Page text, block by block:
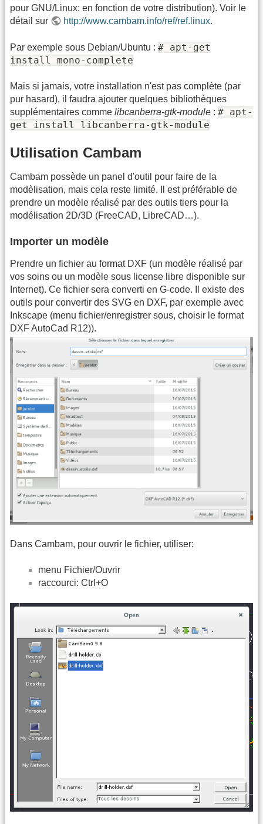
pour GNU/Linux: en fonction de votre distribution). Voir le
détail sur
http://www.cambam.info/ref/ref.linux.
Par exemple sous Debian/Ubuntu : # apt-get
install mono-complete
Mais si jamais, votre installation n'est pas complète (par
pur hasard), il faudra ajouter quelques bibliothèques
supplémentaires comme libcanberra-gtk-module : # apt-
get install libcanberra-gtk-module
Utilisation Cambam
Cambam possède un panel d'outil pour faire de la
modèlisation, mais cela reste limité. Il est préférable de
prendre un modèle réalisé par des outils tiers pour la
modélisation 2D/3D (FreeCAD, LibreCAD…).
Importer un modèle
Prendre un fichier au format DXF (un modèle réalisé par
vos soins ou un modèle sous license libre disponible sur
Internet). Ce fichier sera converti en G-code. Il existe des
outils pour convertir des SVG en DXF, par exemple avec
Inkscape (menu fichier/enregistrer sous, choisir le format
DXF AutoCad R12)).
Dans Cambam, pour ouvrir le fichier, utiliser:
menu Fichier/Ouvrir
raccourci: Ctrl+O